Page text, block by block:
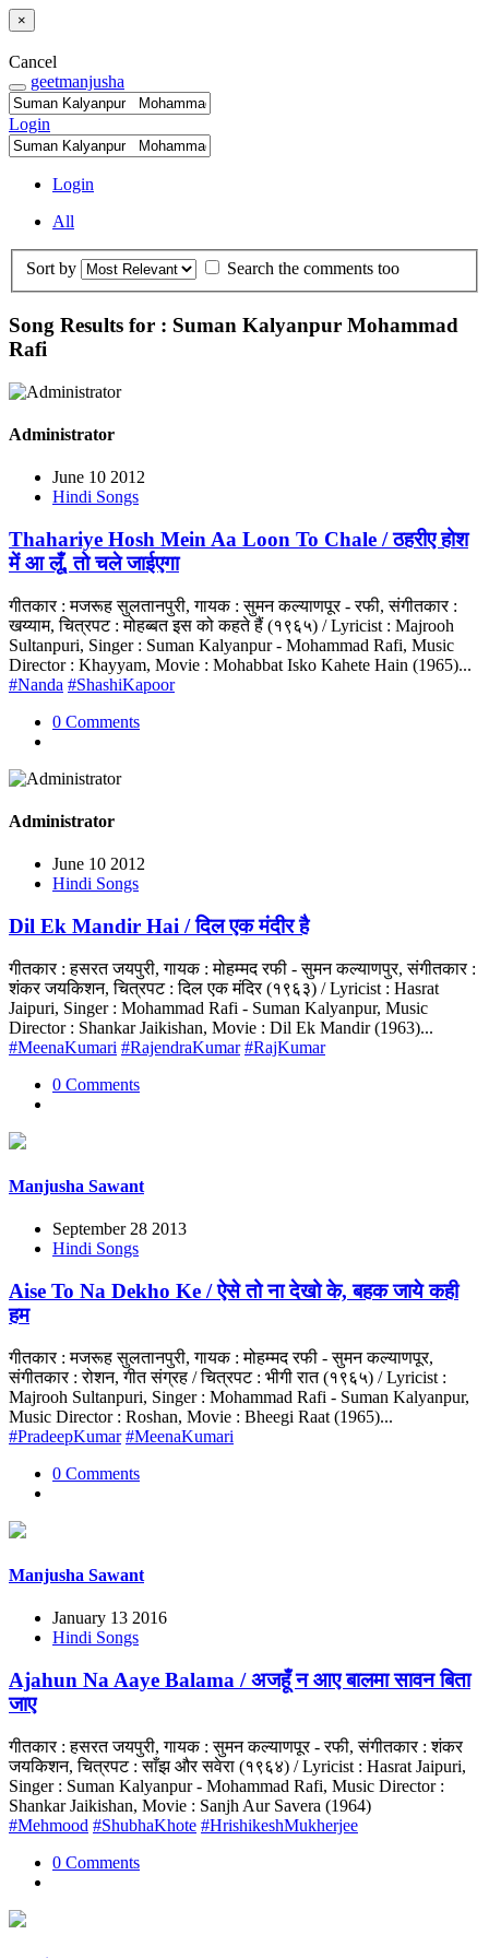
×
Cancel
geetmanjusha
Login
Login
All
Sort by Search the comments too
Song Results for : Suman Kalyanpur Mohammad
Rafi
Administrator
June 10 2012
Hindi Songs
Thahariye Hosh Mein Aa Loon To Chale / ठहरीए होश
में आ लूँ, तो चले जाईएगा
गीतकार : मजरूह सुलतानपुरी, गायक : सुमन कल्याणपूर - रफी, संगीतकार :
खय्याम, चित्रपट : मोहब्बत इस को कहते हैं (१९६५) / Lyricist : Majrooh
Sultanpuri, Singer : Suman Kalyanpur - Mohammad Rafi, Music
Director : Khayyam, Movie : Mohabbat Isko Kahete Hain (1965)...
#Nanda #ShashiKapoor
0 Comments
Administrator
June 10 2012
Hindi Songs
Dil Ek Mandir Hai / दिल एक मंदीर है
गीतकार : हसरत जयपुरी, गायक : मोहम्मद रफी - सुमन कल्याणपुर, संगीतकार :
शंकर जयकिशन, चित्रपट : दिल एक मंदिर (१९६३) / Lyricist : Hasrat
Jaipuri, Singer : Mohammad Rafi - Suman Kalyanpur, Music
Director : Shankar Jaikishan, Movie : Dil Ek Mandir (1963)...
#MeenaKumari #RajendraKumar #RajKumar
0 Comments
Manjusha Sawant
September 28 2013
Hindi Songs
Aise To Na Dekho Ke / ऐसे तो ना देखो के, बहक जाये कही
हम
गीतकार : मजरूह सुलतानपुरी, गायक : मोहम्मद रफी - सुमन कल्याणपूर,
संगीतकार : रोशन, गीत संग्रह / चित्रपट : भीगी रात (१९६५) / Lyricist :
Majrooh Sultanpuri, Singer : Mohammad Rafi - Suman Kalyanpur,
Music Director : Roshan, Movie : Bheegi Raat (1965)...
#PradeepKumar #MeenaKumari
0 Comments
Manjusha Sawant
January 13 2016
Hindi Songs
Ajahun Na Aaye Balama / अजहूँ न आए बालमा सावन बिता
जाए
गीतकार : हसरत जयपुरी, गायक : सुमन कल्याणपूर - रफी, संगीतकार : शंकर
जयकिशन, चित्रपट : साँझ और सवेरा (१९६४) / Lyricist : Hasrat Jaipuri,
Singer : Suman Kalyanpur - Mohammad Rafi, Music Director :
Shankar Jaikishan, Movie : Sanjh Aur Savera (1964)
#Mehmood #ShubhaKhote #HrishikeshMukherjee
0 Comments